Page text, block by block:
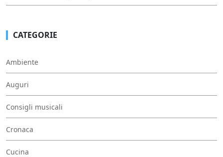
CATEGORIE
Ambiente
Auguri
Consigli musicali
Cronaca
Cucina